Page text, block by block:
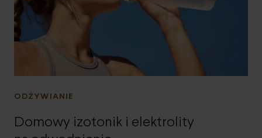
ODŻYWIANIE
Domowy izotonik i elektrolity